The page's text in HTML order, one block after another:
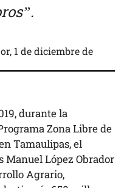
1 de diciembre de
durante la
Zona Libre de
Tamaulipas, el
Manuel López Obrador
Agrario,